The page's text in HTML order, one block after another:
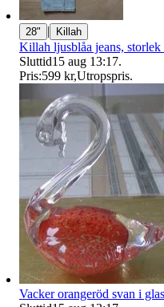
28" | Killah
Killah ljusblåa jeans,
Sluttid15 aug 13:17.
Pris:599 kr,Utropspris.
Vacker orangeröd svan i glas